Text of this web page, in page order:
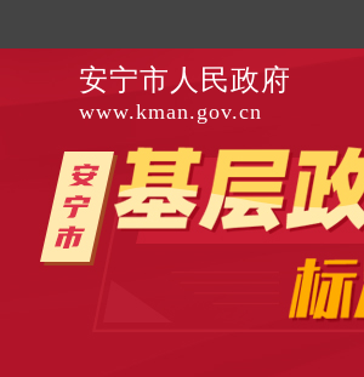
安宁市人民政府
www.kman.gov.cn